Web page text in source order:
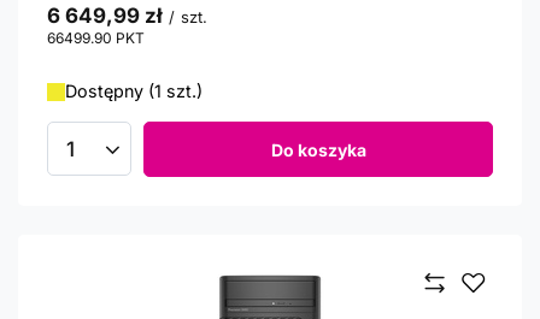
6 649,99 zł / szt.
66499.90 PKT
Dostępny (1 szt.)
Ilość produktów Do koszyka